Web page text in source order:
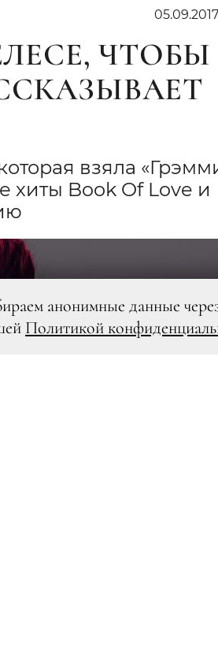
ЧТОБЫ
взяла
хиты Book Of Love и
анонимные данные
Политикой